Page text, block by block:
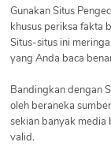
Gunakan Situs
khusus periksa fakta
Situs-situs ini
yang Anda baca
Bandingkan dengan
oleh beraneka
sekian banyak media
valid.